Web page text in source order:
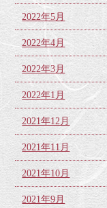
2022年5月
2022年4月
2022年3月
2022年1月
2021年12月
2021年11月
2021年10月
2021年9月